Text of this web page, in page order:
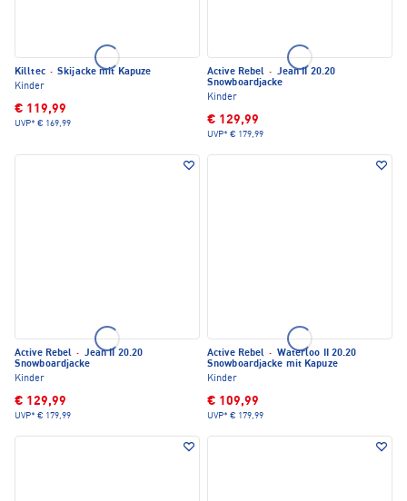
Killtec · Skijacke mit Kapuze
Kinder
€ 119,99
UVP* € 169,99
Active Rebel · Jean II 20.20
Snowboardjacke
Kinder
€ 129,99
UVP* € 179,99
Active Rebel · Jean II 20.20
Snowboardjacke
Kinder
€ 129,99
UVP* € 179,99
Active Rebel · Waterloo II 20.20
Snowboardjacke mit Kapuze
Kinder
€ 109,99
UVP* € 179,99